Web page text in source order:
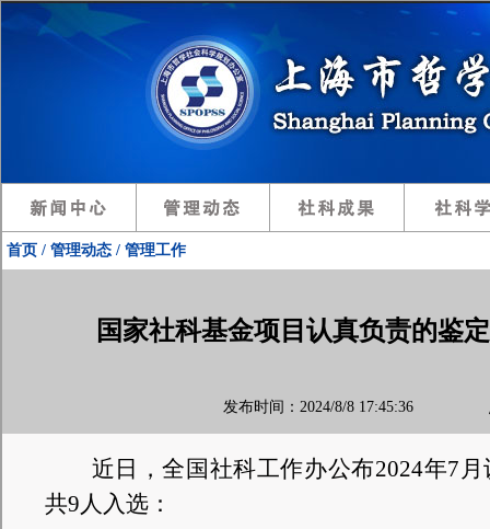
首页 / 管理动态 / 管理工作
国家社科基金项目认真负责的鉴
发布时间：2024/8/8 17:45:36 点
近日，全国社科工作办公布2024年7
共9人入选 ：